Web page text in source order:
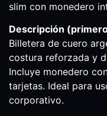
slim con monedero
Descripción
Billetera de cuero
costura reforzada y
Incluye monedero
tarjetas. Ideal para
corporativo.